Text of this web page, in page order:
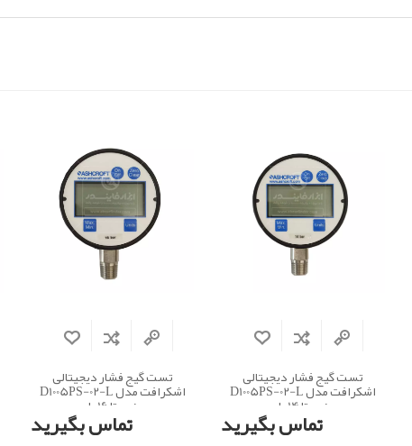
تست گیج فشار دیجیتالی
اشکرافت مدل D1005PS-02-L
رنج 0 تا 14 بار
تماس بگیرید
تست گیج فشار دیجیتالی
اشکرافت مدل D1005PS-02-L
رنج 0 تا 16 بار
تماس بگیرید